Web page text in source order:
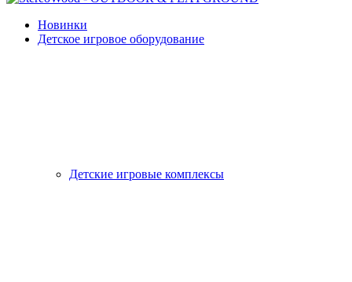
Новинки
Детское игровое оборудование
Детские игровые комплексы